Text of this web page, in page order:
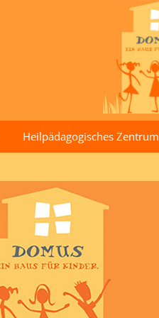
Heilpädagogisches Zentrum